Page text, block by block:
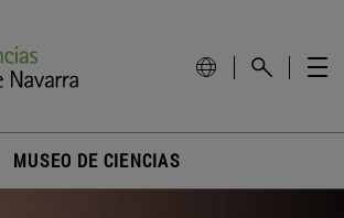
MUSEO DE CIENCIAS